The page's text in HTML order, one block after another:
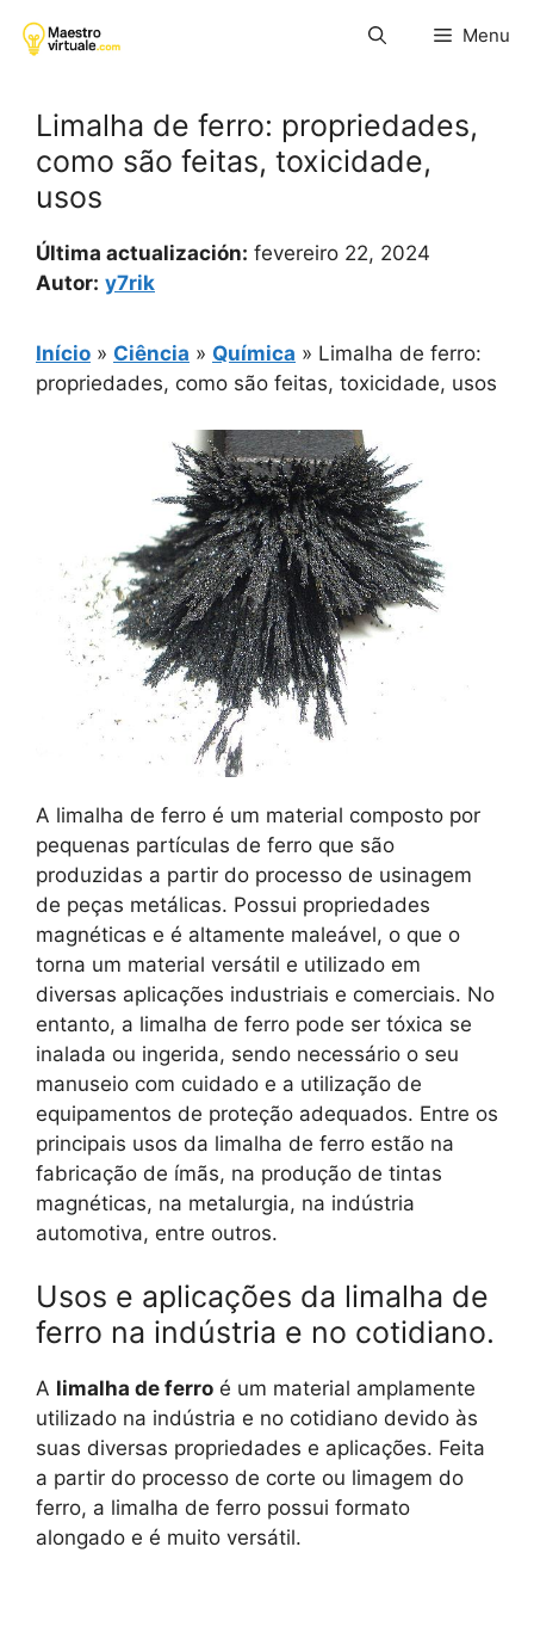
para
Menu
Limalha de ferro: propriedades,
como são feitas, toxicidade,
usos
Última actualización: fevereiro 22, 2024
Autor: y7rik
Início » Ciência » Química » Limalha de ferro:
propriedades, como são feitas, toxicidade, usos
A limalha de ferro é um material composto por
pequenas partículas de ferro que são
produzidas a partir do processo de usinagem
de peças metálicas. Possui propriedades
magnéticas e é altamente maleável, o que o
torna um material versátil e utilizado em
diversas aplicações industriais e comerciais. No
entanto, a limalha de ferro pode ser tóxica se
inalada ou ingerida, sendo necessário o seu
manuseio com cuidado e a utilização de
equipamentos de proteção adequados. Entre os
principais usos da limalha de ferro estão na
fabricação de ímãs, na produção de tintas
magnéticas, na metalurgia, na indústria
automotiva, entre outros.
Usos e aplicações da limalha de
ferro na indústria e no cotidiano.
A limalha de ferro é um material amplamente
utilizado na indústria e no cotidiano devido às
suas diversas propriedades e aplicações. Feita
a partir do processo de corte ou limagem do
ferro, a limalha de ferro possui formato
alongado e é muito versátil.